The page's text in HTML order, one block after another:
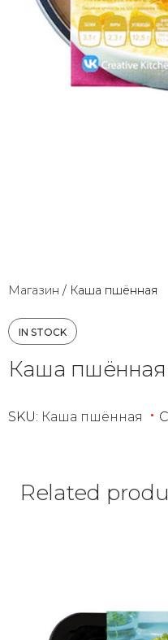
Магазин / Каша пшённая
IN STOCK
Каша пшённая
SKU: Каша пшённая
Related